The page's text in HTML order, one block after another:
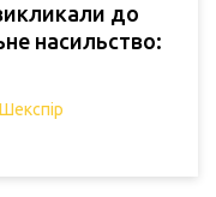
до
насильство: